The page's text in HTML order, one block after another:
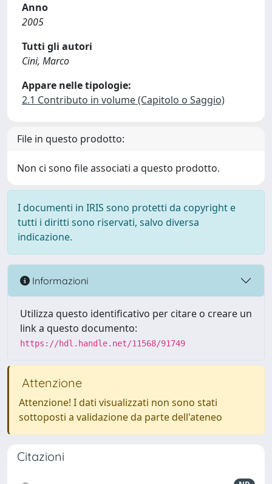
Anno
2005
Tutti gli autori
Cini, Marco
Appare nelle tipologie:
2.1 Contributo in volume (Capitolo o Saggio)
File in questo prodotto:
Non ci sono file associati a questo prodotto.
I documenti in IRIS sono protetti da copyright e
tutti i diritti sono riservati, salvo diversa
indicazione.
Informazioni
Utilizza questo identificativo per citare o creare un
link a questo documento:
https://hdl.handle.net/11568/91749
Attenzione
Attenzione! I dati visualizzati non sono stati
sottoposti a validazione da parte dell'ateneo
Citazioni